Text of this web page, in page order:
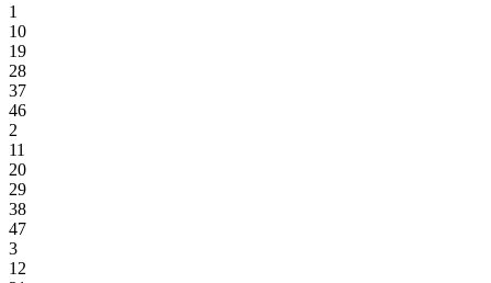
1
10
19
28
37
46
2
11
20
29
38
47
3
12